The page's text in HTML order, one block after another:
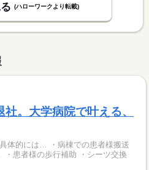
(ハローワークより転載)
。大学病院で叶える、
・患者様の歩行補助 ・シーツ交換